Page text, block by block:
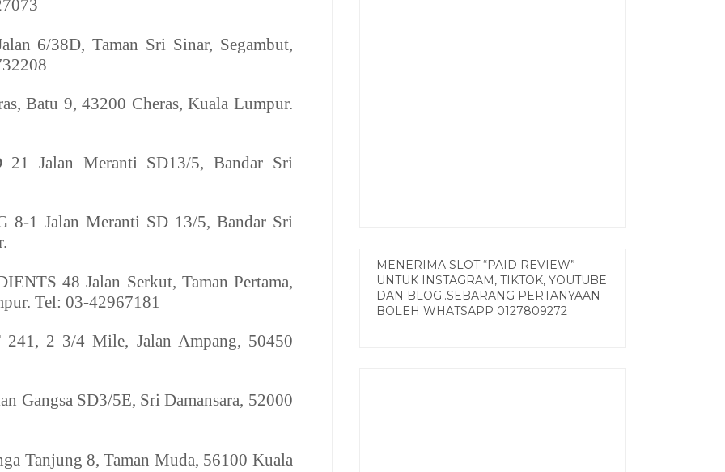
6/38D, Taman Sri Sinar, Segambut,
Batu 9, 43200 Cheras, Kuala Lumpur.
21 Jalan Meranti SD13/5, Bandar Sri
8-1 Jalan Meranti SD 13/5, Bandar Sri
48 Jalan Serkut, Taman Pertama,
Tel: 03-42967181
241, 2 3/4 Mile, Jalan Ampang, 50450
Gangsa SD3/5E, Sri Damansara, 52000
Tanjung 8, Taman Muda, 56100 Kuala
MENERIMA SLOT “PAID REVIEW”
UNTUK INSTAGRAM, TIKTOK, YOUTUBE
DAN BLOG..SEBARANG PERTANYAAN
BOLEH WHATSAPP 0127809272